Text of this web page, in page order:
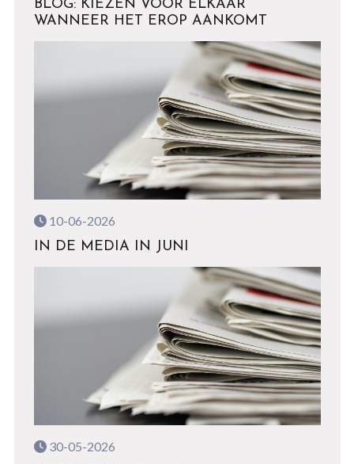
BLOG: KIEZEN VOOR ELKAAR
WANNEER HET EROP AANKOMT
10-06-2026
IN DE MEDIA IN JUNI
30-05-2026